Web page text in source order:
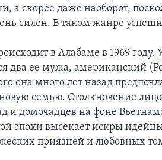
а скорее даже наоборот,
силен. В таком жанре
в Алабаме в 1969
два ее мужа, американский
она много лет назад
семью. Столкновение
и домочадцев на фоне
эпохи высекает искры
приязней и любовных